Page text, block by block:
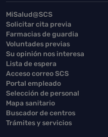
MiSalud@SCS
Solicitar cita previa
Farmacias de guardia
Voluntades previas
Su opinión nos interesa
Lista de espera
Acceso correo SCS
Portal empleado
Selección de personal
Mapa sanitario
Buscador de centros
Trámites y servicios